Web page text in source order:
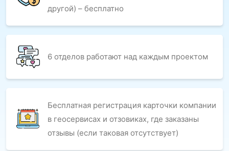
другой) – бесплатно
6 отделов работают над каждым проектом
Бесплатная регистрация карточки компании
в геосервисах и отзовиках, где заказаны
отзывы (если таковая отсутствует)